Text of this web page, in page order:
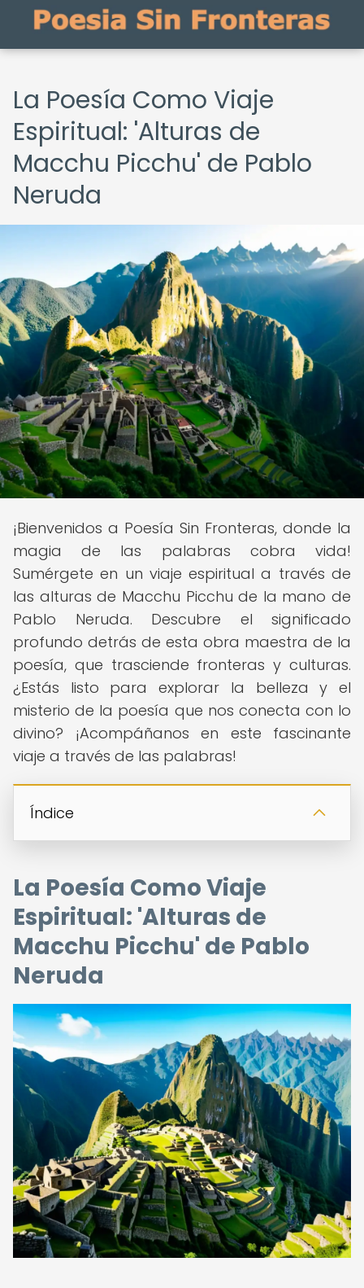
La Poesía Como Viaje
Espiritual: 'Alturas de
Macchu Picchu' de Pablo
Neruda
¡Bienvenidos a Poesía Sin Fronteras, donde la
magia de las palabras cobra vida!
Sumérgete en un viaje espiritual a través de
las alturas de Macchu Picchu de la mano de
Pablo Neruda. Descubre el significado
profundo detrás de esta obra maestra de la
poesía, que trasciende fronteras y culturas.
¿Estás listo para explorar la belleza y el
misterio de la poesía que nos conecta con lo
divino? ¡Acompáñanos en este fascinante
viaje a través de las palabras!
Índice
La Poesía Como Viaje
Espiritual: 'Alturas de
Macchu Picchu' de Pablo
Neruda